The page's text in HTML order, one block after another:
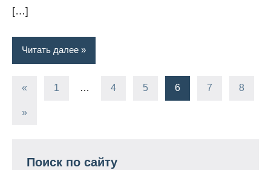
[…]
Читать далее
« Предыдущие
1 … 4 5 6 7 8
Следующие
»
Поиск по сайту